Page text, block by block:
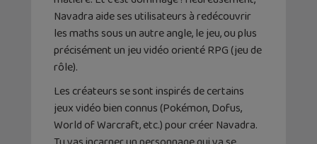
Navadra aide ses utilisateurs à redécouvrir
les maths sous un autre angle, le jeu, ou plus
précisément un jeu vidéo orienté RPG (jeu de
rôle).
Les créateurs se sont inspirés de certains
jeux vidéo bien connus (Pokémon, Dofus,
World of Warcraft, etc.) pour créer Navadra.